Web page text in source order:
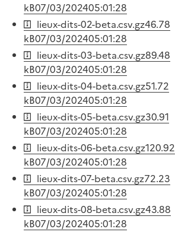
kB07/03/202405:01:28
lieux-dits-02-beta.csv.gz46.78
kB07/03/202405:01:28
lieux-dits-03-beta.csv.gz89.48
kB07/03/202405:01:28
lieux-dits-04-beta.csv.gz51.72
kB07/03/202405:01:28
lieux-dits-05-beta.csv.gz30.91
kB07/03/202405:01:28
lieux-dits-06-beta.csv.gz120.92
kB07/03/202405:01:28
lieux-dits-07-beta.csv.gz72.23
kB07/03/202405:01:28
lieux-dits-08-beta.csv.gz43.88
kB07/03/202405:01:28